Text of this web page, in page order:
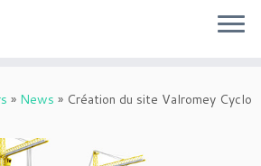
» News » Création du site Valromey Cyclo